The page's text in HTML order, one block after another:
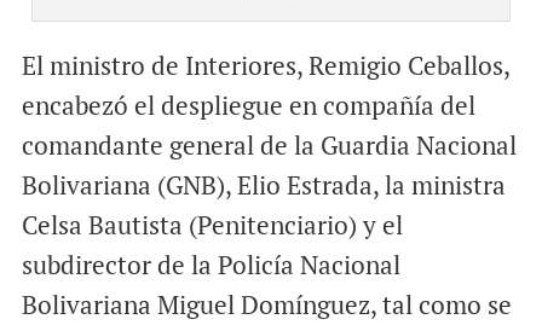
El ministro de Interiores, Remigio Ceballos,
encabezó el despliegue en compañía del
comandante general de la Guardia Nacional
Bolivariana (GNB), Elio Estrada, la ministra
Celsa Bautista (Penitenciario) y el
subdirector de la Policía Nacional
Bolivariana Miguel Domínguez, tal como se